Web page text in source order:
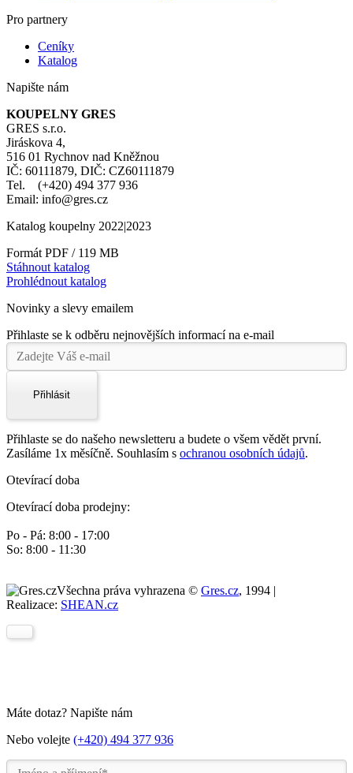
Pro partnery
Ceníky
Katalog
Napište nám
KOUPELNY GRES
GRES s.r.o.
Jiráskova 4,
516 01 Rychnov nad Kněžnou
IČ: 60111879, DIČ: CZ60111879
Tel. (+420) 494 377 936
Email: info@gres.cz
Katalog koupelny 2022|2023
Formát PDF / 119 MB
Stáhnout katalog
Prohlédnout katalog
Novinky a slevy emailem
Přihlaste se k odběru nejnovějších informací na e-mail
Přihlásit
Přihlaste se do našeho newsletteru a budete o všem vědět první.
Zasíláme 1x měsíčně. Souhlasím s ochranou osobních údajů.
Otevírací doba
Otevírací doba prodejny:
Po - Pá: 8:00 - 17:00
So: 8:00 - 11:30
Všechna práva vyhrazena © Gres.cz, 1994 |
Realizace: SHEAN.cz
Máte dotaz? Napište nám
Nebo volejte (+420) 494 377 936